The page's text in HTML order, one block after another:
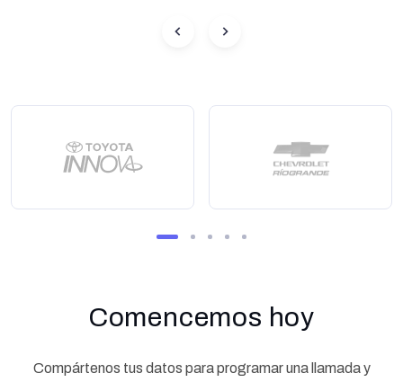
Comencemos hoy
Compártenos tus datos para programar una llamada y